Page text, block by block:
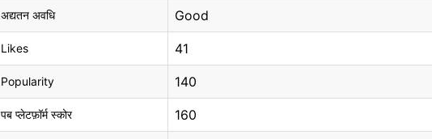
अद्यतन अवधि Good
Likes 41
Popularity 140
पब प्लेटफ़ॉर्म स्कोर 160